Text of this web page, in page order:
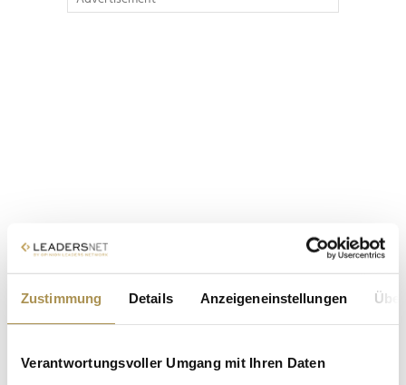
Zustimmung Details Anzeigeneinstellungen
Verantwortungsvoller Umgang mit Ihren Daten